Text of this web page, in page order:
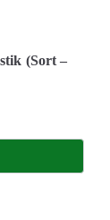
(Sort –